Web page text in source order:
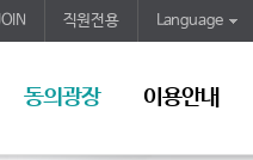
직원전용 Language
동의광장 이용안내